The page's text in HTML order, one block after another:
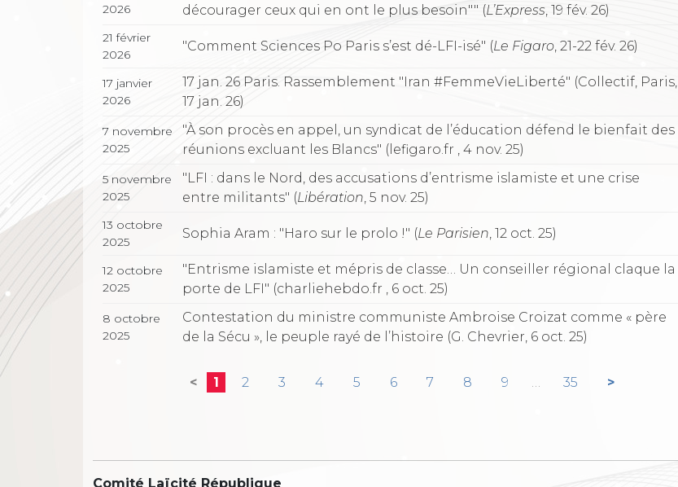
2026
décourager ceux qui en ont le plus besoin"" (L’Express, 19 fév. 26)
21 février
2026
"Comment Sciences Po Paris s’est dé-LFI-isé" (Le Figaro, 21-22 fév. 26)
17 janvier
2026
17 jan. 26 Paris. Rassemblement "Iran #FemmeVieLiberté" (Collectif, Paris,
17 jan. 26)
7 novembre
2025
"À son procès en appel, un syndicat de l’éducation défend le bienfait des
réunions excluant les Blancs" (lefigaro.fr , 4 nov. 25)
5 novembre
2025
"LFI : dans le Nord, des accusations d’entrisme islamiste et une crise
entre militants" (Libération, 5 nov. 25)
13 octobre
2025
Sophia Aram : "Haro sur le prolo !" (Le Parisien, 12 oct. 25)
12 octobre
2025
"Entrisme islamiste et mépris de classe… Un conseiller régional claque la
porte de LFI" (charliehebdo.fr , 6 oct. 25)
8 octobre
2025
Contestation du ministre communiste Ambroise Croizat comme « père
de la Sécu », le peuple rayé de l’histoire (G. Chevrier, 6 oct. 25)
< 1 2 3 4 5 6 7 8 9 … 35 >
Comité Laïcité République